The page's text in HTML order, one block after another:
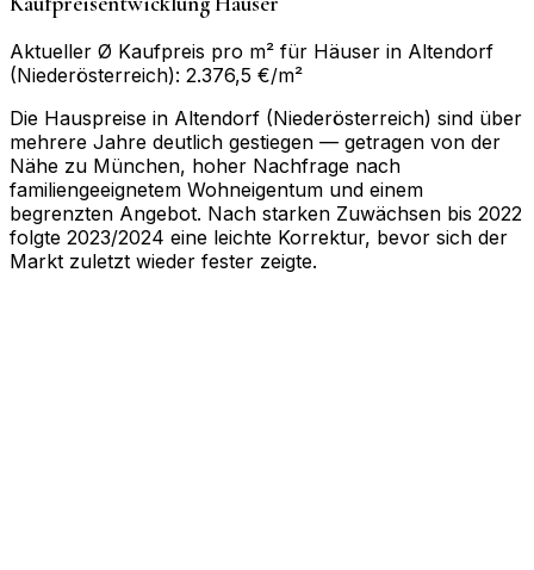
Aktueller Ø Kaufpreis pro m² für Häuser in Altendorf
(Niederösterreich): 2.376,5 €/m²
Die Hauspreise in Altendorf (Niederösterreich) sind über
mehrere Jahre deutlich gestiegen — getragen von der
Nähe zu München, hoher Nachfrage nach
familiengeeignetem Wohneigentum und einem
begrenzten Angebot. Nach starken Zuwächsen bis 2022
folgte 2023/2024 eine leichte Korrektur, bevor sich der
Markt zuletzt wieder fester zeigte.